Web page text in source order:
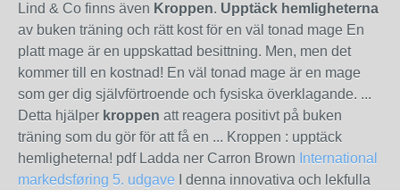
Lind & Co finns även Kroppen. Upptäck hemligheterna
av buken träning och rätt kost för en väl tonad mage En
platt mage är en uppskattad besittning. Men, men det
kommer till en kostnad! En väl tonad mage är en mage
som ger dig självförtroende och fysiska överklagande. ...
Detta hjälper kroppen att reagera positivt på buken
träning som du gör för att få en ... Kroppen : upptäck
hemligheterna! pdf Ladda ner Carron Brown International
markedsføring 5. udgave I denna innovativa och lekfulla